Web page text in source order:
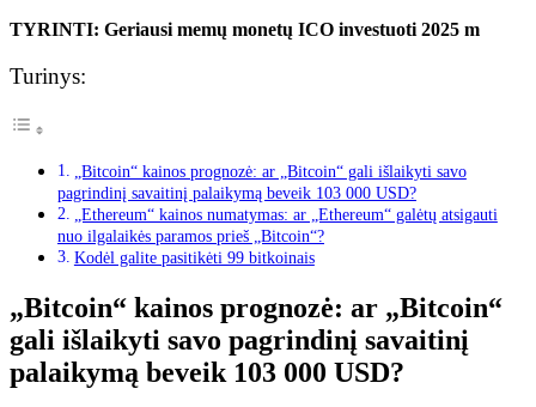
TYRINTI: Geriausi memų monetų ICO investuoti 2025 m
Turinys:
„Bitcoin“ kainos prognozė: ar „Bitcoin“ gali išlaikyti savo
pagrindinį savaitinį palaikymą beveik 103 000 USD?
„Ethereum“ kainos numatymas: ar „Ethereum“ galėtų atsigauti
nuo ilgalaikės paramos prieš „Bitcoin“?
Kodėl galite pasitikėti 99 bitkoinais
„Bitcoin“ kainos prognozė: ar „Bitcoin“
gali išlaikyti savo pagrindinį savaitinį
palaikymą beveik 103 000 USD?